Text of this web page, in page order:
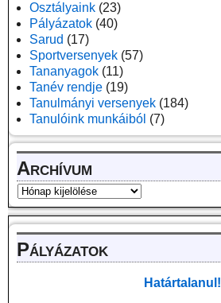
Osztályaink (23)
Pályázatok (40)
Sarud (17)
Sportversenyek (57)
Tananyagok (11)
Tanév rendje (19)
Tanulmányi versenyek (184)
Tanulóink munkáiból (7)
Archívum
Pályázatok
Határtalanul!